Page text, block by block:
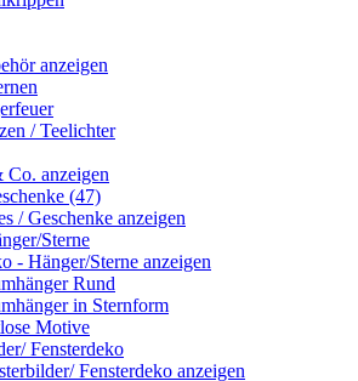
anzeigen
/ Teelichter
anzeigen
(47)
/ Geschenke anzeigen
Sterne
- Hänger/Sterne anzeigen
Rund
in Sternform
Motive
Fensterdeko
Fensterdeko anzeigen